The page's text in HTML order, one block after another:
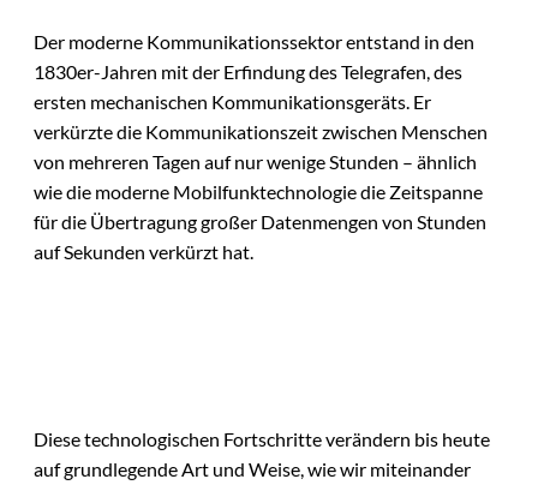
Der moderne Kommunikationssektor entstand in den
1830er-Jahren mit der Erfindung des Telegrafen, des
ersten mechanischen Kommunikationsgeräts. Er
verkürzte die Kommunikationszeit zwischen Menschen
von mehreren Tagen auf nur wenige Stunden – ähnlich
wie die moderne Mobilfunktechnologie die Zeitspanne
für die Übertragung großer Datenmengen von Stunden
auf Sekunden verkürzt hat.
Diese technologischen Fortschritte verändern bis heute
auf grundlegende Art und Weise, wie wir miteinander